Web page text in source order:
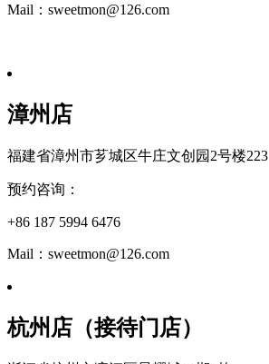
Mail：sweetmon@126.com
漳州店
福建省漳州市芗城区牛庄文创园2号楼223
预约咨询：
+86 187 5994 6476
Mail：sweetmon@126.com
杭州店（接待门店）